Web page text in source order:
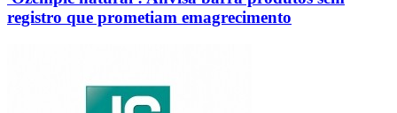
registro que prometiam emagrecimento